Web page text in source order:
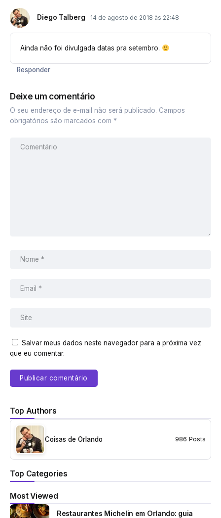
Diego Talberg 14 de agosto de 2018 às 22:48
Ainda não foi divulgada datas pra setembro.
Responder
Deixe um comentário
O seu endereço de e-mail não será publicado. Campos
obrigatórios são marcados com *
Salvar meus dados neste navegador para a próxima vez
que eu comentar.
Top Authors
Coisas de Orlando 986 Posts
Top Categories
Most Viewed
Restaurantes Michelin em Orlando: guia